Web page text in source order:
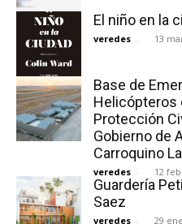
El niño en la
veredes - 13
Base de
Helicópteros
Protección
Gobierno de
Carroquino
veredes - 12
Guardería
Saez
veredes - 29